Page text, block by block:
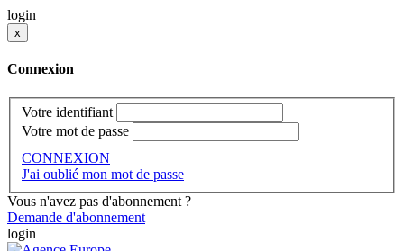
login
x
Connexion
Votre identifiant
Votre mot de passe
CONNEXION
J'ai oublié mon mot de passe
Vous n'avez pas d'abonnement ?
Demande d'abonnement
login